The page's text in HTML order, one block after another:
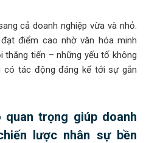
cả doanh nghiệp vừa và nhỏ.
đạt điểm cao nhờ văn hóa minh
thăng tiến – những yếu tố không
có tác động đáng kể tới sự gắn
quan trọng giúp doanh
lược nhân sự bền